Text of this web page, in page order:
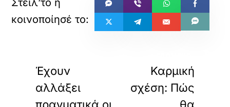
Έχουν
αλλάξει
Καρμική
σχέση: Πώς